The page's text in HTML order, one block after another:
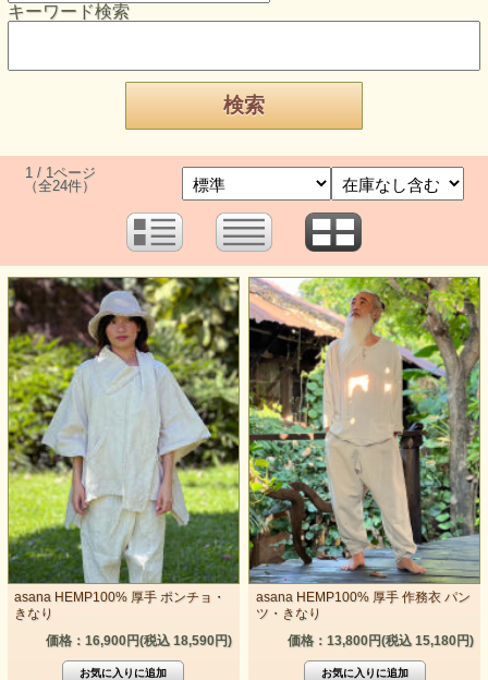
キーワード検索
1 / 1ページ
（全24件）
asana HEMP100% 厚手 ポンチョ・
きなり
価格：16,900円(税込 18,590円)
asana HEMP100% 厚手 作務衣 パン
ツ・きなり
価格：13,800円(税込 15,180円)